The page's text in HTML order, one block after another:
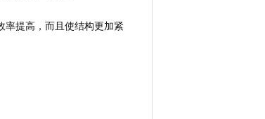
率提高，而且使结构更加紧